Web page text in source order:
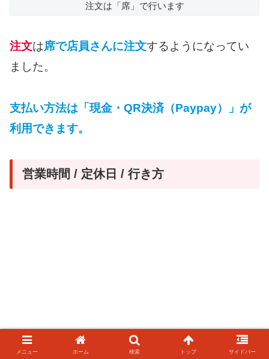
注文は「席」で行います
注文は席で店員さんに注文するようになってい
ました。
支払い方法は「現金・QR決済（Paypay）」が
利用できます。
営業時間 / 定休日 / 行き方
メニュー ホーム 検索 トップ サイドバー